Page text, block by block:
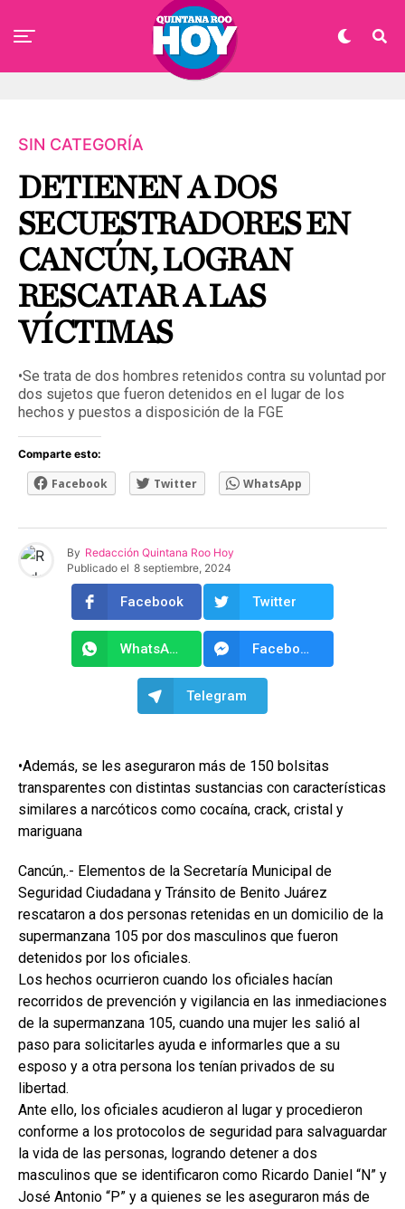
SIN CATEGORÍA
DETIENEN A DOS
SECUESTRADORES EN
CANCÚN, LOGRAN
RESCATAR A LAS
VÍCTIMAS
•Se trata de dos hombres retenidos contra su voluntad por
dos sujetos que fueron detenidos en el lugar de los
hechos y puestos a disposición de la FGE
Comparte esto:
Facebook Twitter WhatsApp
By Redacción Quintana Roo Hoy
Publicado el 8 septiembre, 2024
Facebook Twitter
WhatsApp Facebook Messenger
Telegram
•Además, se les aseguraron más de 150 bolsitas
transparentes con distintas sustancias con características
similares a narcóticos como cocaína, crack, cristal y
mariguana
Cancún,.- Elementos de la Secretaría Municipal de
Seguridad Ciudadana y Tránsito de Benito Juárez
rescataron a dos personas retenidas en un domicilio de la
supermanzana 105 por dos masculinos que fueron
detenidos por los oficiales.
Los hechos ocurrieron cuando los oficiales hacían
recorridos de prevención y vigilancia en las inmediaciones
de la supermanzana 105, cuando una mujer les salió al
paso para solicitarles ayuda e informarles que a su
esposo y a otra persona los tenían privados de su
libertad.
Ante ello, los oficiales acudieron al lugar y procedieron
conforme a los protocolos de seguridad para salvaguardar
la vida de las personas, logrando detener a dos
masculinos que se identificaron como Ricardo Daniel “N” y
José Antonio “P” y a quienes se les aseguraron más de